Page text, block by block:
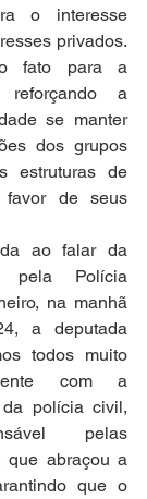
o interesse
privados.
fato para a
reforçando a
se manter
dos grupos
estruturas de
de seus
ao falar da
pela Polícia
na manhã
a deputada
todos muito
com a
polícia civil,
pelas
que abraçou a
que o